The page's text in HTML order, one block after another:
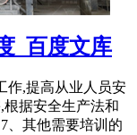
_百度文库
作,提高从业人员安
据安全生产法和
、其他需要培训的